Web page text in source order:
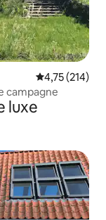
Évaluation
4,75 (214)
campagne
luxe